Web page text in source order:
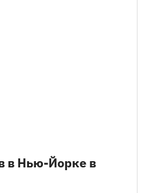
в Нью-Йорке в